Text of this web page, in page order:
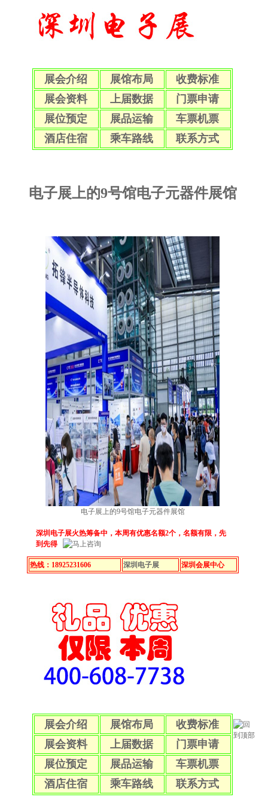
展会介绍 展馆布局
收费标准
展会资料
上届数据
门票申请
展位预定
展品运输
车票机票
酒店住宿
乘车路线 联系方式
电子展上的9号馆电子元器件展馆
电子展上的9号馆电子元器件展馆
深圳电子展火热筹备中，本周有优惠名额2个，名额有限，先
到先得
热线：18925231606 深圳电子展 深圳会展中心
展会介绍 展馆布局
收费标准
展会资料
上届数据
门票申请
展位预定
展品运输
车票机票
酒店住宿
乘车路线 联系方式